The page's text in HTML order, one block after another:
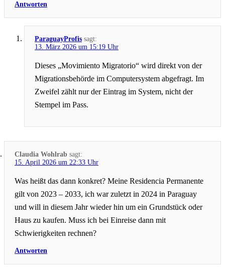
Antworten
ParaguayProfis sagt:
13. März 2026 um 15:19 Uhr
Dieses „Movimiento Migratorio“ wird direkt von der
Migrationsbehörde im Computersystem abgefragt. Im
Zweifel zählt nur der Eintrag im System, nicht der
Stempel im Pass.
Claudia Wohlrab sagt:
15. April 2026 um 22:33 Uhr
Was heißt das dann konkret? Meine Residencia Permanente
gilt von 2023 – 2033, ich war zuletzt in 2024 in Paraguay
und will in diesem Jahr wieder hin um ein Grundstück oder
Haus zu kaufen. Muss ich bei Einreise dann mit
Schwierigkeiten rechnen?
Antworten